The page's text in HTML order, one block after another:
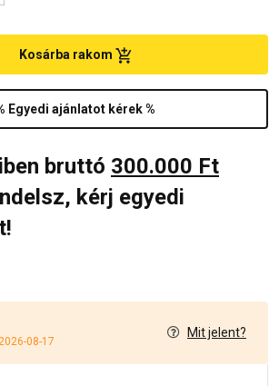
Egyedi ajánlatot kérek %
Kosárba rakom
bruttó 300.000 Ft
kérj egyedi
08-17
Mit jelent?